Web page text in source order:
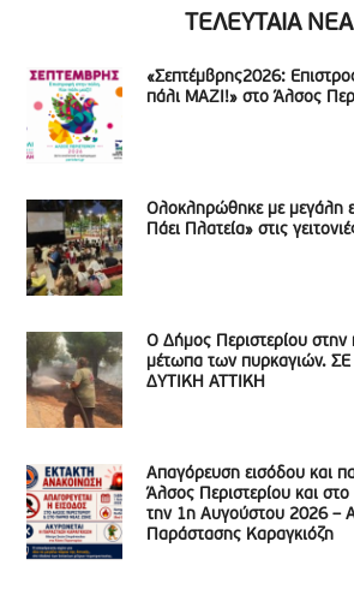
ΤΕΛΕΥΤΑΙΑ ΝΕΑ
«Σεπτέμβρης2026:
πάλι ΜΑΖΙ!» στο Άλσος
Ολοκληρώθηκε με μεγάλη
Πάει Πλατεία» στις
Ο Δήμος Περιστερίου
μέτωπα των πυρκαγιών.
ΔΥΤΙΚΗ ΑΤΤΙΚΗ
Απαγόρευση εισόδου και
Άλσος Περιστερίου και
την 1η Αυγούστου 2026 –
Παράστασης Καραγκιόζη